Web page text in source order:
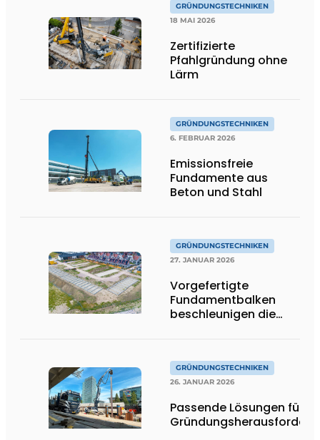
GRÜNDUNGSTECHNIKEN
18 MAI 2026
Zertifizierte
Pfahlgründung ohne
Lärm
GRÜNDUNGSTECHNIKEN
6. FEBRUAR 2026
Emissionsfreie
Fundamente aus
Beton und Stahl
GRÜNDUNGSTECHNIKEN
27. JANUAR 2026
Vorgefertigte
Fundamentbalken
beschleunigen die
GRÜNDUNGSTECHNIKEN
26. JANUAR 2026
Passende Lösungen für